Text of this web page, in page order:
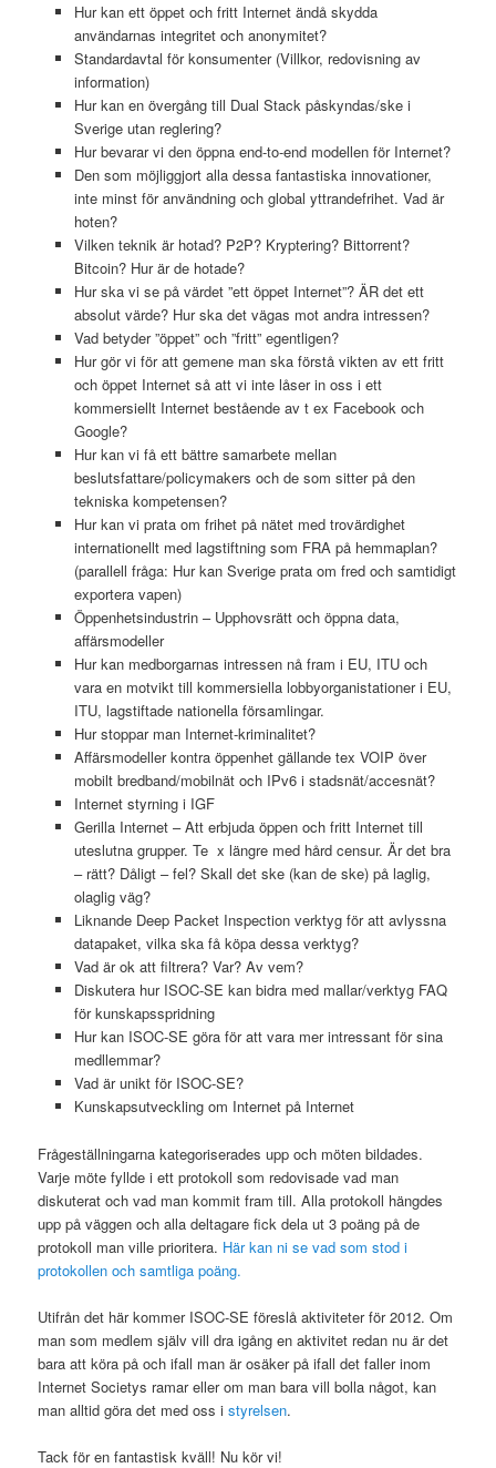
Hur kan ett öppet och fritt Internet ändå skydda
användarnas integritet och anonymitet?
Standardavtal för konsumenter (Villkor, redovisning av
information)
Hur kan en övergång till Dual Stack påskyndas/ske i
Sverige utan reglering?
Hur bevarar vi den öppna end-to-end modellen för Internet?
Den som möjliggjort alla dessa fantastiska innovationer,
inte minst för användning och global yttrandefrihet. Vad är
hoten?
Vilken teknik är hotad? P2P? Kryptering? Bittorrent?
Bitcoin? Hur är de hotade?
Hur ska vi se på värdet ”ett öppet Internet”? ÄR det ett
absolut värde? Hur ska det vägas mot andra intressen?
Vad betyder ”öppet” och ”fritt” egentligen?
Hur gör vi för att gemene man ska förstå vikten av ett fritt
och öppet Internet så att vi inte låser in oss i ett
kommersiellt Internet bestående av t ex Facebook och
Google?
Hur kan vi få ett bättre samarbete mellan
beslutsfattare/policymakers och de som sitter på den
tekniska kompetensen?
Hur kan vi prata om frihet på nätet med trovärdighet
internationellt med lagstiftning som FRA på hemmaplan?
(parallell fråga: Hur kan Sverige prata om fred och samtidigt
exportera vapen)
Öppenhetsindustrin – Upphovsrätt och öppna data,
affärsmodeller
Hur kan medborgarnas intressen nå fram i EU, ITU och
vara en motvikt till kommersiella lobbyorganistationer i EU,
ITU, lagstiftade nationella församlingar.
Hur stoppar man Internet-kriminalitet?
Affärsmodeller kontra öppenhet gällande tex VOIP över
mobilt bredband/mobilnät och IPv6 i stadsnät/accesnät?
Internet styrning i IGF
Gerilla Internet – Att erbjuda öppen och fritt Internet till
uteslutna grupper. Te x längre med hård censur. Är det bra
– rätt? Dåligt – fel? Skall det ske (kan de ske) på laglig,
olaglig väg?
Liknande Deep Packet Inspection verktyg för att avlyssna
datapaket, vilka ska få köpa dessa verktyg?
Vad är ok att filtrera? Var? Av vem?
Diskutera hur ISOC-SE kan bidra med mallar/verktyg FAQ
för kunskapsspridning
Hur kan ISOC-SE göra för att vara mer intressant för sina
medllemmar?
Vad är unikt för ISOC-SE?
Kunskapsutveckling om Internet på Internet
Frågeställningarna kategoriserades upp och möten bildades.
Varje möte fyllde i ett protokoll som redovisade vad man
diskuterat och vad man kommit fram till. Alla protokoll hängdes
upp på väggen och alla deltagare fick dela ut 3 poäng på de
protokoll man ville prioritera. Här kan ni se vad som stod i
protokollen och samtliga poäng.
Utifrån det här kommer ISOC-SE föreslå aktiviteter för 2012. Om
man som medlem själv vill dra igång en aktivitet redan nu är det
bara att köra på och ifall man är osäker på ifall det faller inom
Internet Societys ramar eller om man bara vill bolla något, kan
man alltid göra det med oss istyrelsen.
Tack för en fantastisk kväll! Nu kör vi!